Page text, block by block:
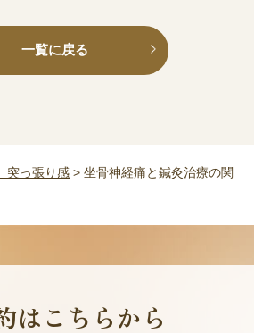
一覧に戻る
突っ張り感 >坐骨神経痛と鍼灸治療の関
はこちらから